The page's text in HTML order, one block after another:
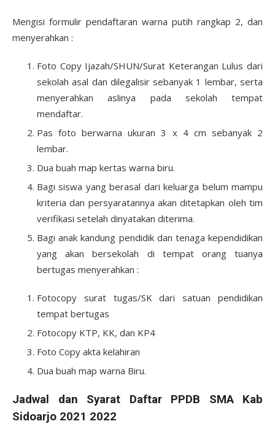
Mengisi formulir pendaftaran warna putih rangkap 2, dan
menyerahkan :
Foto Copy Ijazah/SHUN/Surat Keterangan Lulus dari
sekolah asal dan dilegalisir sebanyak 1 lembar, serta
menyerahkan aslinya pada sekolah tempat
mendaftar.
Pas foto berwarna ukuran 3 x 4 cm sebanyak 2
lembar.
Dua buah map kertas warna biru.
Bagi siswa yang berasal dari keluarga belum mampu
kriteria dan persyaratannya akan ditetapkan oleh tim
verifikasi setelah dinyatakan diterima.
Bagi anak kandung pendidik dan tenaga kependidikan
yang akan bersekolah di tempat orang tuanya
bertugas menyerahkan :
Fotocopy surat tugas/SK dari satuan pendidikan
tempat bertugas
Fotocopy KTP, KK, dan KP4
Foto Copy akta kelahiran
Dua buah map warna Biru.
Jadwal dan Syarat Daftar PPDB SMA Kab
Sidoarjo 2021 2022